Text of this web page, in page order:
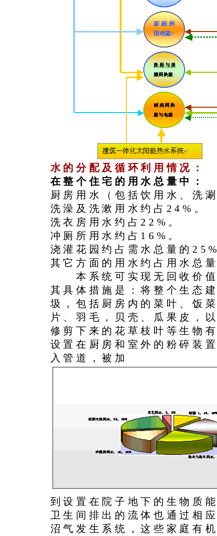
水的分配及循环利用情况：
在整个住宅的用水总量中：
厨房用水（包括饮用水、洗
洗澡及洗漱用水约占24%。
洗衣房用水约占22%。
冲厕所用水约占16%。
浇灌花园约占需水总量的
其它方面的用水约占用水总
本系统可实现无回收价值
其具体措施是：将整个生态
圾，包括厨房内的菜叶、饭
片、羽毛，贝壳、瓜果皮，
修剪下来的花草枝叶等生物
设置在厨房和室外的粉碎装
入管道，被加
到设置在院子地下的生物质
卫生间排出的流体也通过相
沼气发生系统，这些家庭有